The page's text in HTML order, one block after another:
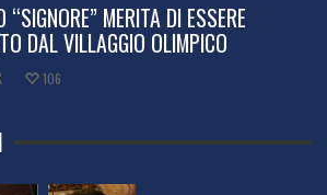
“SIGNORE” MERITA DI ESSERE
DAL VILLAGGIO OLIMPICO
106